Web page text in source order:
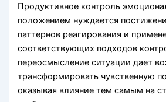
Продуктивное контроль
положением нуждается
паттернов реагирования и
соответствующих подходов
переосмысление ситуации дает
трансформировать чувственную
оказывая влияние тем самым на